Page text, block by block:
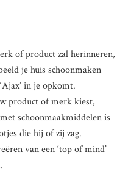
of product zal herinneren,
je huis schoonmaken
in je opkomt.
product of merk kiest,
schoonmaakmiddelen is
die hij of zij zag.
van een ‘top of mind’